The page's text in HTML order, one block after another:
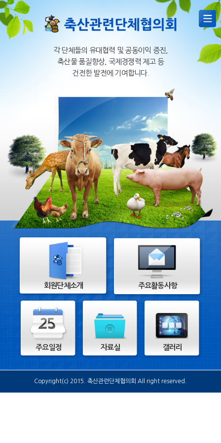
각 단체들의 유대협력 및 공동이익 증진,
축산물 품질향상, 국제경쟁력 제고 등
건전한 발전에 기여합니다.
회원단체소개 주요활동사항
주요일정 자료실 갤러리
Copyright(c) 2015. 축산관련단체협의회 All right reserved.